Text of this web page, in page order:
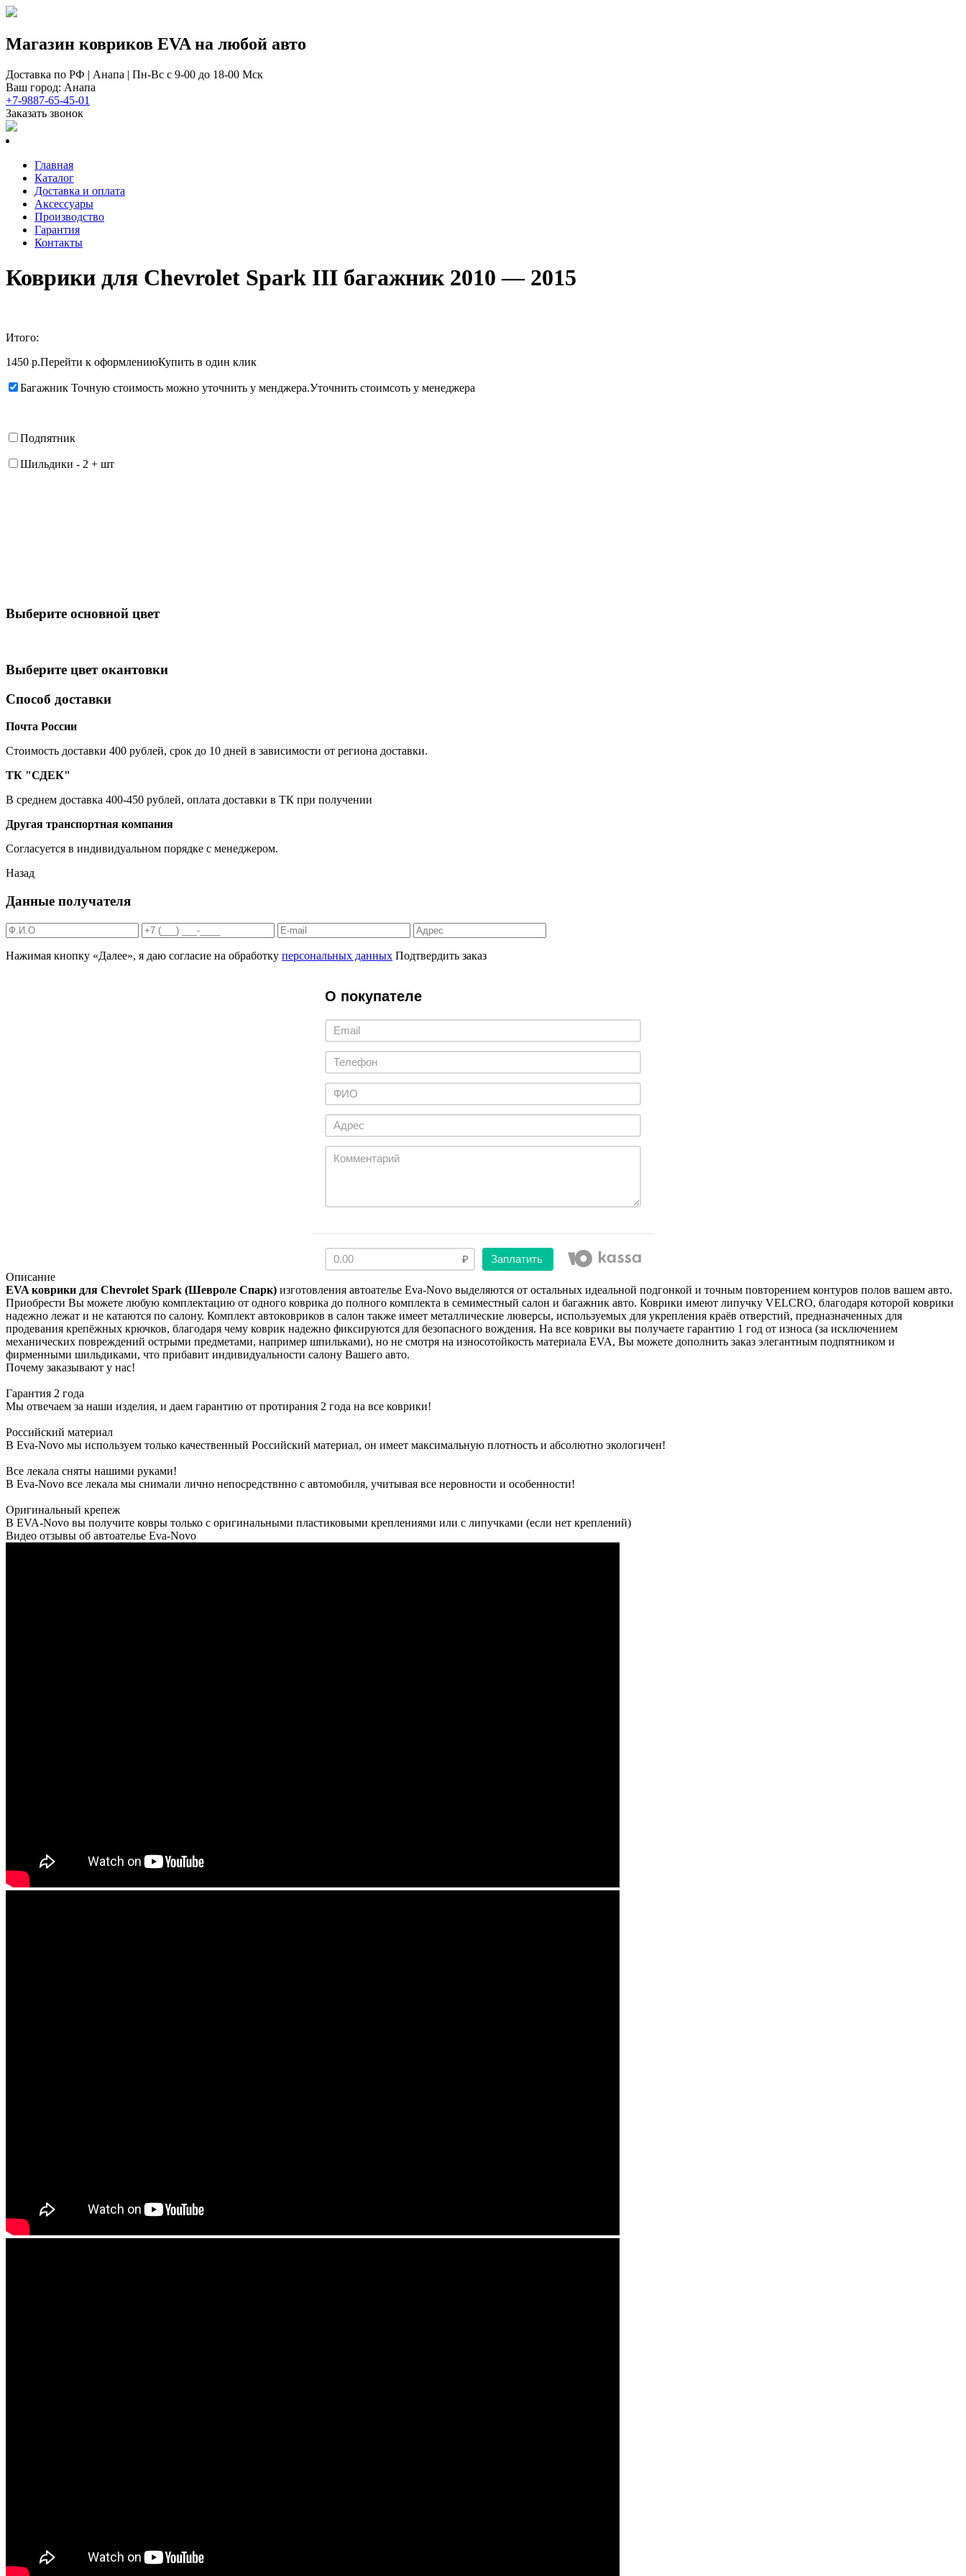
Магазин ковриков EVA ​на любой авто
Доставка по РФ | Анапа | Пн-Вс с 9-00 до 18-00 Мск
Ваш город: Анапа
+7-9887-65-45-01
Заказать звонок
Главная
Каталог
Доставка и оплата
Аксессуары
Производство
Гарантия
Контакты
Коврики для Chevrolet Spark III багажник 2010 — 2015
Итого:
1450 р.Перейти к оформлениюКупить в один клик
Багажник Точную стоимость можно уточнить у менджера.Уточнить стоимсоть у менеджера
Подпятник
Шильдики - 2 + шт
Выберите oсновной цвет
Выберите цвет окантовки
Способ доставки
Почта России
Cтоимость доставки 400 рублей, срок до 10 дней в зависимости от региона доставки.
ТК "СДЕК"
В среднем доставка 400-450 рублей, оплата доставки в ТК при получении
Другая транспортная компания
Согласуется в индивидуальном порядке с менеджером.
Назад
Данные получателя
Нажимая кнопку «Далее», я даю согласие на обработку персональных данных Подтвердить заказ
О покупателе
Заплатить
Описание
EVA коврики для Chevrolet Spark (Шевроле Спарк) изготовления автоателье Eva-Novo выделяются от остальных идеальной подгонкой и точным повторением контуров полов вашем авто.
Приобрести Вы можете любую комплектацию от одного коврика до полного комплекта в семиместный салон и багажник авто. Коврики имеют липучку VELCRO, благодаря которой коврики
надежно лежат и не катаются по салону. Комплект автоковриков в салон также имеет металлические люверсы, используемых для укрепления краёв отверстий, предназначенных для
продевания крепёжных крючков, благодаря чему коврик надежно фиксируются для безопасного вождения. На все коврики вы получаете гарантию 1 год от износа (за исключением
механических повреждений острыми предметами, например шпильками), но не смотря на износотойкость материала EVA, Вы можете дополнить заказ элегантным подпятником и
фирменными шильдиками, что прибавит индивидуальности салону Вашего авто.
Почему заказывают у нас!
Гарантия 2 года
Мы отвечаем за наши изделия, и даем гарантию от протирания 2 года на все коврики!
Российский материал
В Eva-Novo мы используем только качественный Российский материал, он имеет максимальную плотность и абсолютно экологичен!
Все лекала сняты нашими руками!
В Eva-Novo все лекала мы снимали лично непосредствнно с автомобиля, учитывая все неровности и особенности!
Оригинальный крепеж
В EVA-Novo вы получите ковры только с оригинальными пластиковыми креплениями или с липучками (если нет креплений)
Видео отзывы об автоателье Eva-Novo